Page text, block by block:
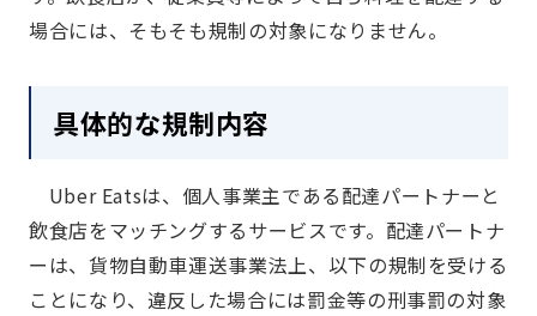
場合には、そもそも規制の対象になりません。
具体的な規制内容
Uber Eatsは、個人事業主である配達パートナーと
飲食店をマッチングするサービスです。配達パートナ
ーは、貨物自動車運送事業法上、以下の規制を受ける
ことになり、違反した場合には罰金等の刑事罰の対象